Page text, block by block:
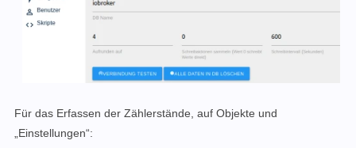
Für das Erfassen der Zählerstände, auf Objekte und
„Einstellungen“: